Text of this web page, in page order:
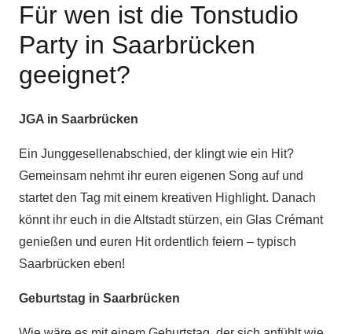
Für wen ist die Tonstudio
Party in Saarbrücken
geeignet?
JGA in Saarbrücken
Ein Junggesellenabschied, der klingt wie ein Hit?
Gemeinsam nehmt ihr euren eigenen Song auf und
startet den Tag mit einem kreativen Highlight. Danach
könnt ihr euch in die Altstadt stürzen, ein Glas Crémant
genießen und euren Hit ordentlich feiern – typisch
Saarbrücken eben!
Geburtstag in Saarbrücken